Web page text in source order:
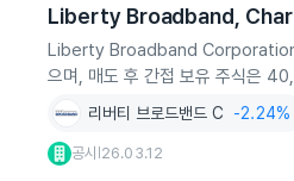
Liberty Broadband,
Liberty Broadband Corporation
으며, 매도 후 간접 보유 주식은
리버티 브로드밴드 C -2.24%
공시 26.03.12